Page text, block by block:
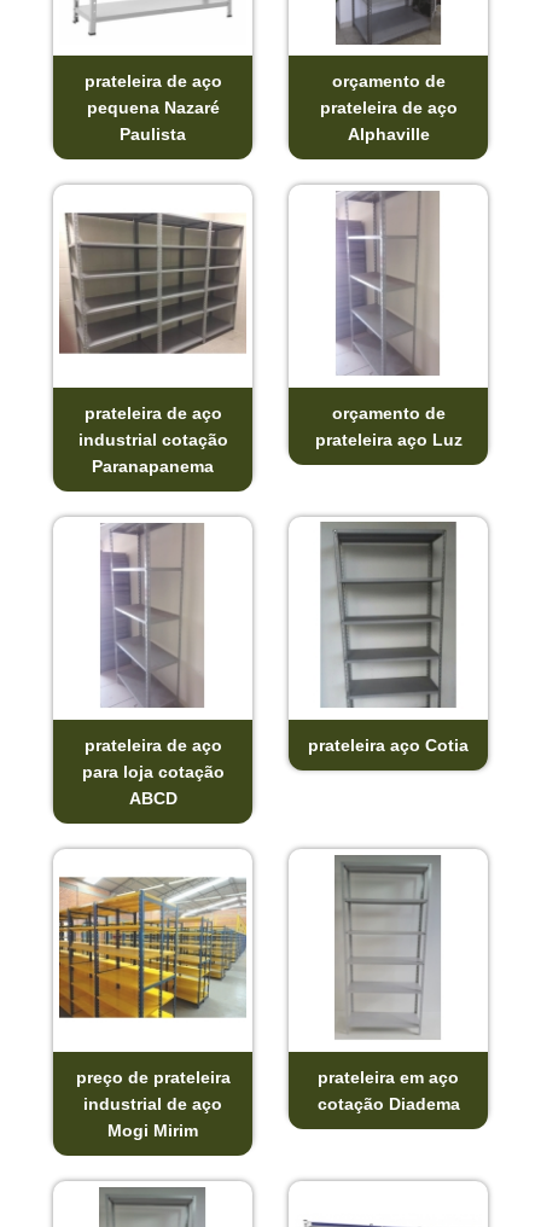
prateleira de aço
pequena Nazaré
Paulista
orçamento de
prateleira de aço
Alphaville
prateleira de aço
industrial cotação
Paranapanema
orçamento de
prateleira aço Luz
prateleira de aço
para loja cotação
ABCD
prateleira aço Cotia
preço de prateleira
industrial de aço
Mogi Mirim
prateleira em aço
cotação Diadema